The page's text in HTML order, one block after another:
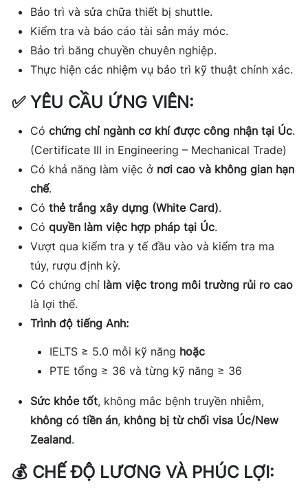
Bảo trì và sửa chữa thiết bị shuttle.
Kiểm tra và báo cáo tài sản máy móc.
Bảo trì băng chuyền chuyên nghiệp.
Thực hiện các nhiệm vụ bảo trì kỹ thuật chính xác.
✅YÊU CẦU ỨNG VIÊN:
Cóchứng chỉ ngành cơ khí được công nhận tại Úc.
(Certificate III in Engineering – Mechanical Trade)
Có khả năng làm việc ở nơi cao và không gian hạn
chế.
Cóthẻ trắng xây dựng (White Card).
Cóquyền làm việc hợp pháp tại Úc.
Vượt qua kiểm tra y tế đầu vào và kiểm tra ma
túy, rượu định kỳ.
Có chứng chỉ làm việc trong môi trường rủi ro cao
là lợi thế.
Trình độ tiếng Anh:
IELTS ≥ 5.0 mỗi kỹ năng hoặc
PTE tổng ≥ 36 và từng kỹ năng ≥ 36
Sức khỏe tốt, không mắc bệnh truyền nhiễm,
không có tiền án, không bị từ chối visa Úc/New
Zealand.
💰 CHẾ ĐỘ LƯƠNG VÀ PHÚC LỢI: